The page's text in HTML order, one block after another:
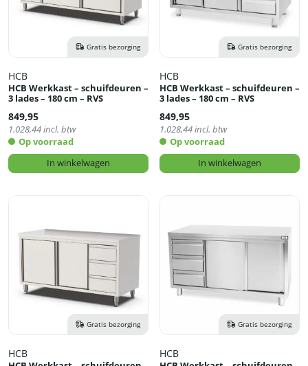
Gratis bezorging
HCB
HCB Werkkast – schuifdeuren –
3 lades – 180 cm – RVS
849,95
1.028,44incl. btw
Op voorraad
In winkelwagen
Gratis bezorging
HCB
HCB Werkkast – schuifdeuren –
3 lades – 180 cm – RVS
849,95
1.028,44incl. btw
Op voorraad
In winkelwagen
Gratis bezorging
HCB
Gratis bezorging
HCB